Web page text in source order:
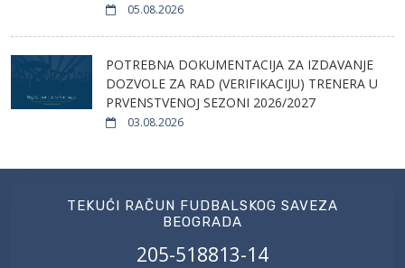
05.08.2026
POTREBNA DOKUMENTACIJA ZA IZDAVANJE
DOZVOLE ZA RAD (VERIFIKACIJU) TRENERA U
PRVENSTVENOJ SEZONI 2026/2027
03.08.2026
TEKUĆI RAČUN FUDBALSKOG SAVEZA
BEOGRADA
205-518813-14